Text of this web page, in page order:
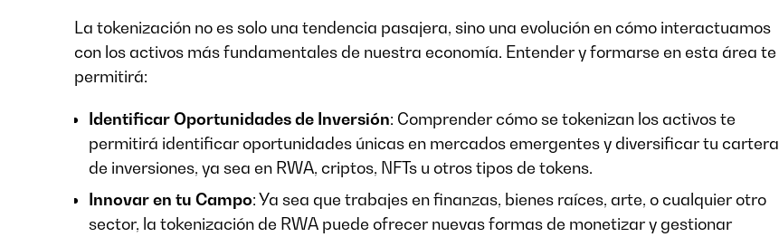
La tokenización no es solo una tendencia pasajera, sino una evolución en cómo interactuamos
con los activos más fundamentales de nuestra economía. Entender y formarse en esta área te
permitirá:
Identificar Oportunidades de Inversión: Comprender cómo se tokenizan los activos te
permitirá identificar oportunidades únicas en mercados emergentes y diversificar tu cartera
de inversiones, ya sea en RWA, criptos, NFTs u otros tipos de tokens.
Innovar en tu Campo: Ya sea que trabajes en finanzas, bienes raíces, arte, o cualquier otro
sector, la tokenización de RWA puede ofrecer nuevas formas de monetizar y gestionar